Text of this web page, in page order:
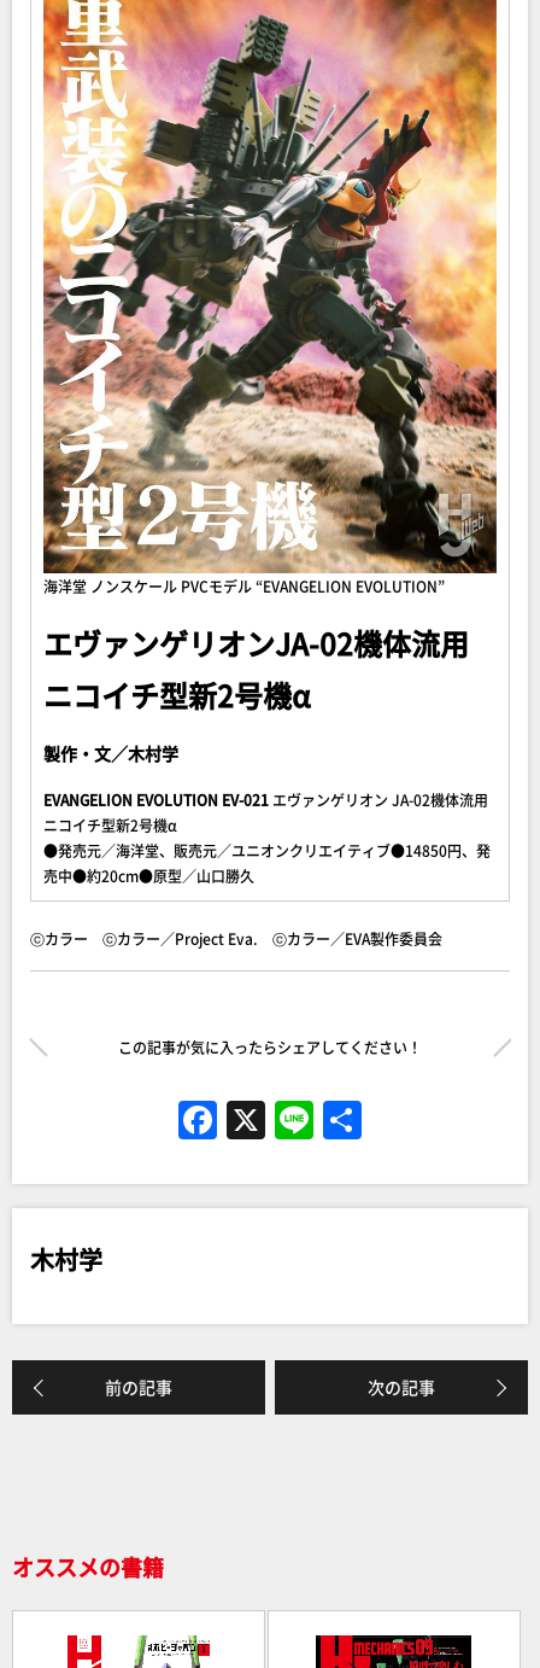
海洋堂 ノンスケール PVCモデル “EVANGELION EVOLUTION”
エヴァンゲリオンJA-02機体流用
ニコイチ型新2号機α
製作・文／木村学
EVANGELION EVOLUTION EV-021 エヴァンゲリオン JA-02機体流用
ニコイチ型新2号機α
●発売元／海洋堂、販売元／ユニオンクリエイティブ●14850円、発
売中●約20cm●原型／山口勝久
ⓒカラー ⓒカラー／Project Eva. ⓒカラー／EVA製作委員会
この記事が気に入ったらシェアしてください！
F
a
c
o
o
X Li
n
e
木村学
前の記事 次の記事
オススメの書籍